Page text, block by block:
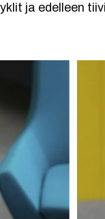
ja edelleen